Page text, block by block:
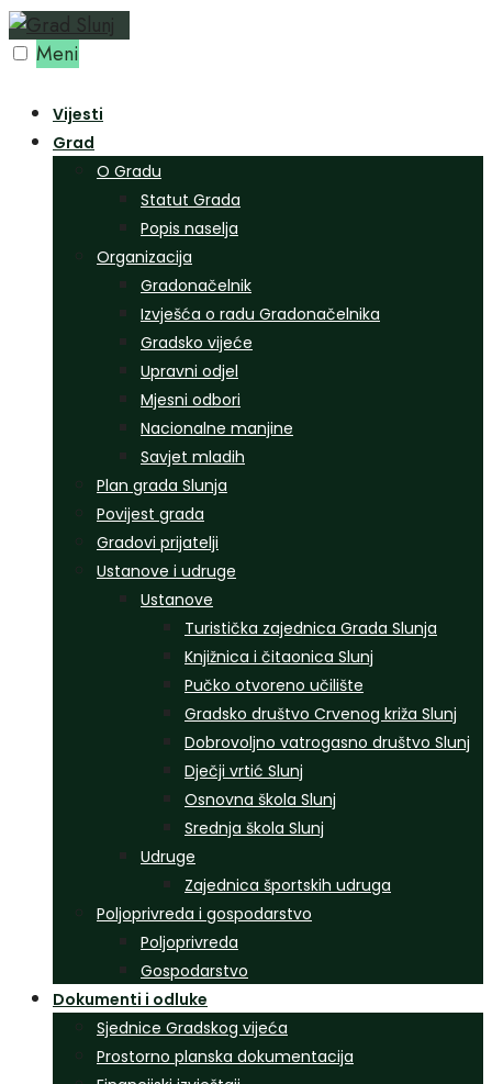
Preskoči
na Meni
Vijesti
Grad
O Gradu
Statut Grada
Popis naselja
Organizacija
Gradonačelnik
Izvješća o radu Gradonačelnika
Gradsko vijeće
Upravni odjel
Mjesni odbori
Nacionalne manjine
Savjet mladih
Plan grada Slunja
Povijest grada
Gradovi prijatelji
Ustanove i udruge
Ustanove
Turistička zajednica Grada Slunja
Knjižnica i čitaonica Slunj
Pučko otvoreno učilište
Gradsko društvo Crvenog križa Slunj
Dobrovoljno vatrogasno društvo Slunj
Dječji vrtić Slunj
Osnovna škola Slunj
Srednja škola Slunj
Udruge
Zajednica športskih udruga
Poljoprivreda i gospodarstvo
Poljoprivreda
Gospodarstvo
Dokumenti i odluke
Sjednice Gradskog vijeća
Prostorno planska dokumentacija